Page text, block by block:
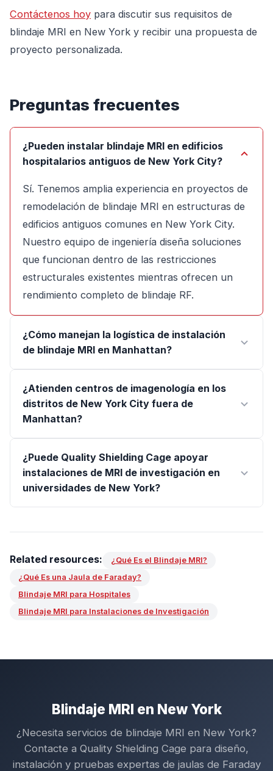
Contáctenos hoy para discutir sus requisitos de
blindaje MRI en New York y recibir una propuesta de
proyecto personalizada.
Preguntas frecuentes
¿Pueden instalar blindaje MRI en edificios
hospitalarios antiguos de New York City?
Sí. Tenemos amplia experiencia en proyectos de
remodelación de blindaje MRI en estructuras de
edificios antiguos comunes en New York City.
Nuestro equipo de ingeniería diseña soluciones
que funcionan dentro de las restricciones
estructurales existentes mientras ofrecen un
rendimiento completo de blindaje RF.
¿Cómo manejan la logística de instalación
de blindaje MRI en Manhattan?
¿Atienden centros de imagenología en los
distritos de New York City fuera de
Manhattan?
¿Puede Quality Shielding Cage apoyar
instalaciones de MRI de investigación en
universidades de New York?
Related resources:
¿Qué Es el Blindaje MRI?
¿Qué Es una Jaula de Faraday?
Blindaje MRI para Hospitales
Blindaje MRI para Instalaciones de Investigación
Blindaje MRI en New York
¿Necesita servicios de blindaje MRI en New York?
Contacte a Quality Shielding Cage para diseño,
instalación y pruebas expertas de jaulas de Faraday